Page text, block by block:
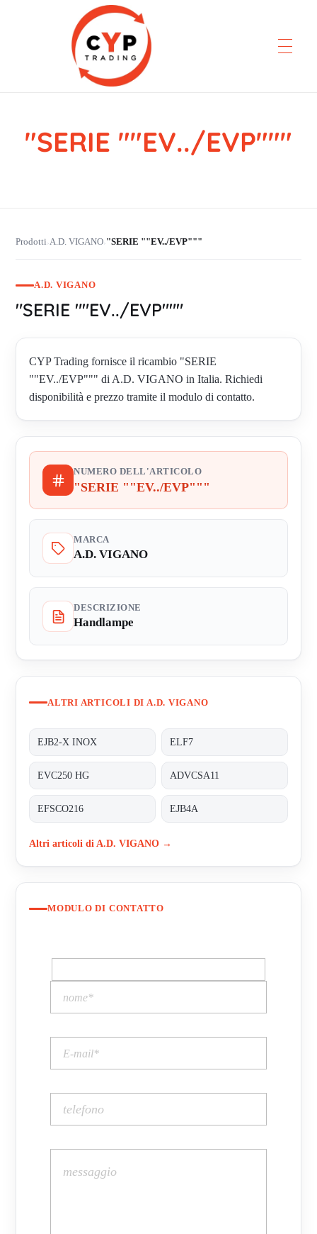
CYP Trading
Professionelle Ersatzteilbeschaffung
"SERIE ""EV../EVP"""
Prodotti›A.D. VIGANO›"SERIE ""EV../EVP"""
A.D. VIGANO
"SERIE ""EV../EVP"""
CYP Trading fornisce il ricambio "SERIE
""EV../EVP""" di A.D. VIGANO in Italia. Richiedi
disponibilità e prezzo tramite il modulo di contatto.
NUMERO DELL'ARTICOLO
"SERIE ""EV../EVP"""
MARCA
A.D. VIGANO
DESCRIZIONE
Handlampe
ALTRI ARTICOLI DI A.D. VIGANO
EJB2-X INOX ELF7
EVC250 HG ADVCSA11
EFSCO216 EJB4A
Altri articoli di A.D. VIGANO →
MODULO DI CONTATTO